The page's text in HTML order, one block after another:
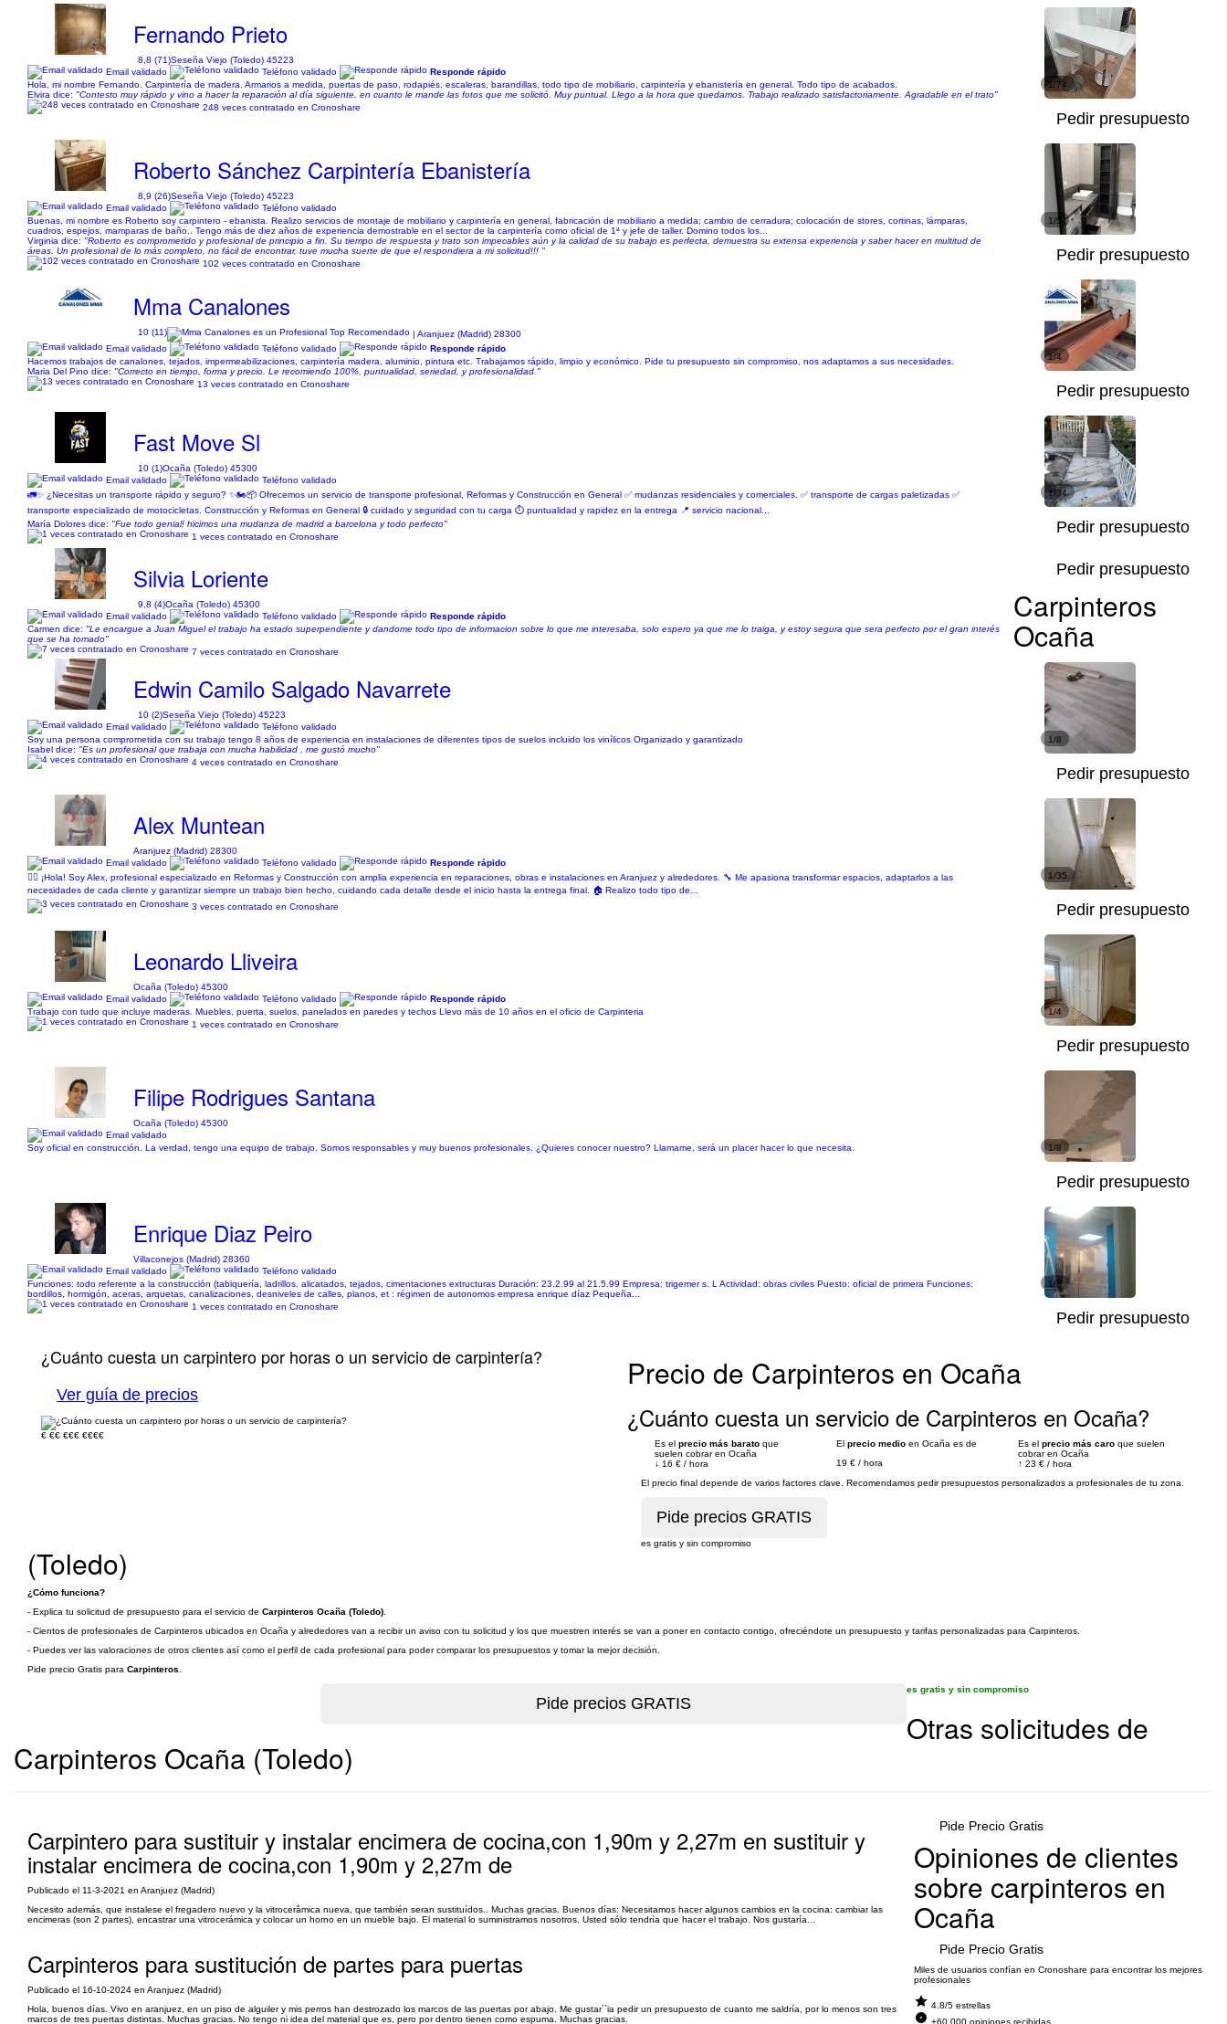
Fernando Prieto
8,8 (71)Seseña Viejo (Toledo) 45223
Email validado
Teléfono validado
Responde rápido
Hola, mi nombre Fernando. Carpintería de madera. Armarios a medida, puertas de paso, rodapiés, escaleras, barandillas, todo tipo de mobiliario, carpintería y ebanistería en general. Todo tipo de acabados.
Elvira dice: "Contesto muy rápido y vino a hacer la reparación al día siguiente, en cuanto le mande las fotos que me solicitó. Muy puntual. Llego a la hora que quedamos. Trabajo realizado satisfactoriamente. Agradable en el trato"
248 veces contratado en Cronoshare
1/74
Pedir presupuesto
Roberto Sánchez Carpintería Ebanistería
8,9 (26)Seseña Viejo (Toledo) 45223
Email validado
Teléfono validado
Buenas, mi nombre es Roberto soy carpintero - ebanista. Realizo servicios de montaje de mobiliario y carpintería en general, fabricación de mobiliario a medida; cambio de cerradura; colocación de stores, cortinas, lámparas,
cuadros, espejos, mamparas de baño.. Tengo más de diez años de experiencia demostrable en el sector de la carpintería como oficial de 1ª y jefe de taller. Domino todos los...
Virginia dice: "Roberto es comprometido y profesional de principio a fin. Su tiempo de respuesta y trato son impecables aún y la calidad de su trabajo es perfecta, demuestra su extensa experiencia y saber hacer en multitud de
áreas. Un profesional de lo más completo, no fácil de encontrar, tuve mucha suerte de que el respondiera a mi solicitud!!! "
102 veces contratado en Cronoshare
1/5
Pedir presupuesto
Mma Canalones
10 (11)
| Aranjuez (Madrid) 28300
Email validado
Teléfono validado
Responde rápido
Hacemos trabajos de canalones, tejados, impermeabilizaciones, carpintería madera, aluminio, pintura etc. Trabajamos rápido, limpio y económico. Pide tu presupuesto sin compromiso, nos adaptamos a sus necesidades.
Maria Del Pino dice: "Correcto en tiempo, forma y precio. Le recomiendo 100%, puntualidad, seriedad, y profesionalidad."
13 veces contratado en Cronoshare
1/4
Pedir presupuesto
Fast Move Sl
10 (1)Ocaña (Toledo) 45300
Email validado
Teléfono validado
🚛✨ ¿Necesitas un transporte rápido y seguro? ✨🏍️📦 Ofrecemos un servicio de transporte profesional, Reformas y Construcción en General ✅ mudanzas residenciales y comerciales. ✅ transporte de cargas paletizadas ✅
transporte especializado de motocicletas. Construcción y Reformas en General 🔒 cuidado y seguridad con tu carga ⏱️ puntualidad y rapidez en la entrega 📍 servicio nacional...
María Dolores dice: "Fue todo genial! hicimos una mudanza de madrid a barcelona y todo perfecto"
1 veces contratado en Cronoshare
1/34
Pedir presupuesto
Silvia Loriente
9,8 (4)Ocaña (Toledo) 45300
Email validado
Teléfono validado
Responde rápido
Carmen dice: "Le encargue a Juan Miguel el trabajo ha estado superpendiente y dandome todo tipo de informacion sobre lo que me interesaba, solo espero ya que me lo traiga, y estoy segura que sera perfecto por el gran interés
que se ha tomado"
7 veces contratado en Cronoshare
Pedir presupuesto
Edwin Camilo Salgado Navarrete
10 (2)Seseña Viejo (Toledo) 45223
Email validado
Teléfono validado
Soy una persona comprometida con su trabajo tengo 8 años de experiencia en instalaciones de diferentes tipos de suelos incluido los vinílicos Organizado y garantizado
Isabel dice: "Es un profesional que trabaja con mucha habilidad , me gustó mucho"
4 veces contratado en Cronoshare
1/8
Pedir presupuesto
Alex Muntean
Aranjuez (Madrid) 28300
Email validado
Teléfono validado
Responde rápido
👷‍♂️ ¡Hola! Soy Alex, profesional especializado en Reformas y Construcción con amplia experiencia en reparaciones, obras e instalaciones en Aranjuez y alrededores. 🔧 Me apasiona transformar espacios, adaptarlos a las
necesidades de cada cliente y garantizar siempre un trabajo bien hecho, cuidando cada detalle desde el inicio hasta la entrega final. 🏠 Realizo todo tipo de...
3 veces contratado en Cronoshare
1/35
Pedir presupuesto
Leonardo Lliveira
Ocaña (Toledo) 45300
Email validado
Teléfono validado
Responde rápido
Trabajo con tudo que incluye maderas. Muebles, puerta, suelos, panelados en paredes y techos Llevo más de 10 años en el oficio de Carpinteria
1 veces contratado en Cronoshare
1/4
Pedir presupuesto
Filipe Rodrigues Santana
Ocaña (Toledo) 45300
Email validado
Soy oficial en construcción. La verdad, tengo una equipo de trabajo. Somos responsables y muy buenos profesionales. ¿Quieres conocer nuestro? Llamame, será un placer hacer lo que necesita.
1/8
Pedir presupuesto
Enrique Diaz Peiro
Villaconejos (Madrid) 28360
Email validado
Teléfono validado
Funciones: todo referente a la construcción (tabiquería, ladrillos, alicatados, tejados, cimentaciones extructuras Duración: 23.2.99 al 21.5.99 Empresa: trigemer s. L Actividad: obras civiles Puesto: oficial de primera Funciones:
bordillos, hormigón, aceras, arquetas, canalizaciones, desniveles de calles, planos, et : régimen de autonomos empresa enrique díaz Pequeña...
1 veces contratado en Cronoshare
1/8
Pedir presupuesto
¿Cuánto cuesta un carpintero por horas o un servicio de carpintería?
Ver guía de precios
€ €€ €€€ €€€€
Precio de Carpinteros en Ocaña
¿Cuánto cuesta un servicio de Carpinteros en Ocaña?
Es el precio más barato que
suelen cobrar en Ocaña
↓ 16 € / hora
El precio medio en Ocaña es de
19 € / hora
Es el precio más caro que suelen
cobrar en Ocaña
↑ 23 € / hora
El precio final depende de varios factores clave. Recomendamos pedir presupuestos personalizados a profesionales de tu zona.
es gratis y sin compromiso
Carpinteros
Ocaña
(Toledo)
¿Cómo funciona?
- Explica tu solicitud de presupuesto para el servicio de Carpinteros Ocaña (Toledo)
- Cientos de profesionales de Carpinteros ubicados en Ocaña y alrededores van a recibir un aviso con tu solicitud y los que muestren interés se van a poner en contacto contigo, ofreciéndote un presupuesto y tarifas personalizadas para Carpinteros.
- Puedes ver las valoraciones de otros clientes así como el perfil de cada profesional para poder comparar los presupuestos y tomar la mejor decisión.
Pide precio Gratis para Carpinteros
es gratis y sin compromiso
Otras solicitudes de
Carpinteros Ocaña (Toledo)
Carpintero para sustituir y instalar encimera de cocina,con 1,90m y 2,27m en sustituir y
instalar encimera de cocina,con 1,90m y 2,27m de
Publicado el 11-3-2021 en Aranjuez (Madrid)
Necesito además, que instalese el fregadero nuevo y la vitrocerâmica nueva, que también seran sustituídos.. Muchas gracias. Buenos días: Necesitamos hacer algunos cambios en la cocina: cambiar las
encimeras (son 2 partes), encastrar una vitrocerámica y colocar un horno en un mueble bajo. El material lo suministramos nosotros. Usted sólo tendría que hacer el trabajo. Nos gustaría...
Pide Precio Gratis
Carpinteros para sustitución de partes para puertas
Publicado el 16-10-2024 en Aranjuez (Madrid)
Hola, buenos días. Vivo en aranjuez, en un piso de alguiler y mis perros han destrozado los marcos de las puertas por abajo. Me gustar´`ia pedir un presupuesto de cuanto me saldría, por lo menos son tres
marcos de tres puertas distintas. Muchas gracias. No tengo ni idea del material que es, pero por dentro tienen como espuma. Muchas gracias.
Pide Precio Gratis
Opiniones de clientes
sobre carpinteros en
Ocaña
Miles de usuarios confían en Cronoshare para encontrar los mejores
profesionales
4.8/5 estrellas
+60.000 opiniones recibidas